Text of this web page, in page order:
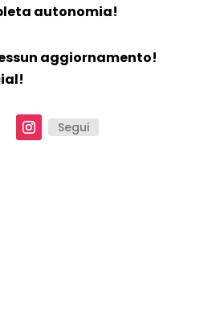
autonomia!
aggiornamento!
Segui